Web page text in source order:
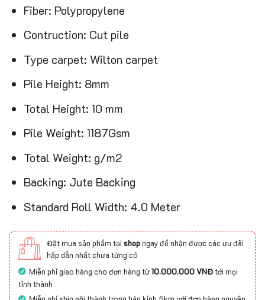
Fiber: Polypropylene
Contruction: Cut pile
Type carpet: Wilton carpet
Pile Height: 8mm
Total Height: 10 mm
Pile Weight: 1187Gsm
Total Weight: g/m2
Backing: Jute Backing
Standard Roll Width: 4.0 Meter
Đặt mua sản phẩm tại shopngay để nhận được các ưu đãi
hấp dẫn nhất chưa từng có
Miễn phí giao hàng cho đơn hàng từ10.000.000 VNĐtới mọi
tỉnh thành